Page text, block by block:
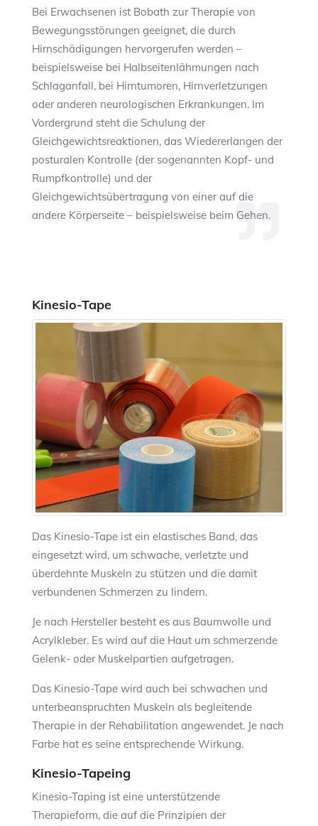
Bei Erwachsenen ist Bobath zur Therapie von
Bewegungsstörungen geeignet, die durch
Hirnschädigungen hervorgerufen werden –
beispielsweise bei Halbseitenlähmungen nach
Schlaganfall, bei Hirntumoren, Hirnverletzungen
oder anderen neurologischen Erkrankungen. Im
Vordergrund steht die Schulung der
Gleichgewichtsreaktionen, das Wiedererlangen der
posturalen Kontrolle (der sogenannten Kopf- und
Rumpfkontrolle) und der
Gleichgewichtsübertragung von einer auf die
andere Körperseite – beispielsweise beim Gehen.
Kinesio-Tape
Das Kinesio-Tape ist ein elastisches Band, das
eingesetzt wird, um schwache, verletzte und
überdehnte Muskeln zu stützen und die damit
verbundenen Schmerzen zu lindern.
Je nach Hersteller besteht es aus Baumwolle und
Acrylkleber. Es wird auf die Haut um schmerzende
Gelenk- oder Muskelpartien aufgetragen.
Das Kinesio-Tape wird auch bei schwachen und
unterbeanspruchten Muskeln als begleitende
Therapie in der Rehabilitation angewendet. Je nach
Farbe hat es seine entsprechende Wirkung.
Kinesio-Tapeing
Kinesio-Taping ist eine unterstützende
Therapieform, die auf die Prinzipien der